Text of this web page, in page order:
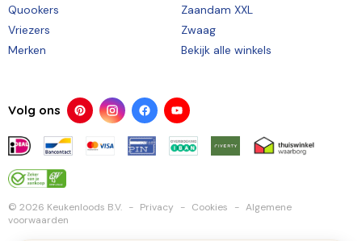
Quookers
Vriezers
Merken
Zaandam XXL
Zwaag
Bekijk alle winkels
Volg ons
© 2026 Keukenloods B.V. Privacy Cookies
Algemene
voorwaarden